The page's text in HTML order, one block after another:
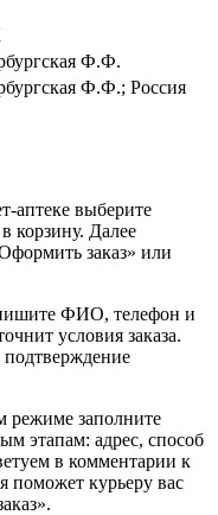
Ф.Ф.
Ф.Ф.; Россия
аптеке выберите
корзину. Далее
заказ» или
ФИО, телефон и
условия заказа.
подтверждение
режиме заполните
этапам: адрес, способ
в комментарии к
поможет курьеру вас